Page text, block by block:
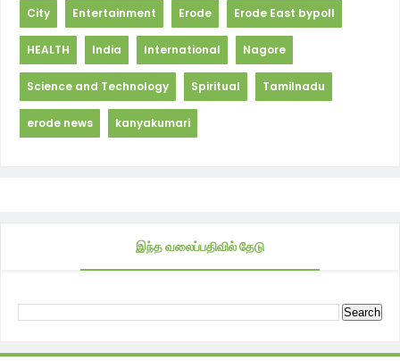
City Entertainment Erode Erode East bypoll
HEALTH India International Nagore
Science and Technology Spiritual Tamilnadu
erode news kanyakumari
இந்த வலைப்பதிவில் தேடு